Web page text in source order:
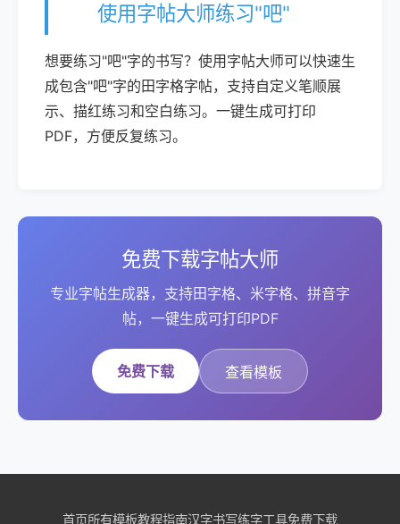
使用字帖大师练习"吧"
想要练习"吧"字的书写？使用字帖大师可以快速生
成包含"吧"字的田字格字帖，支持自定义笔顺展
示、描红练习和空白练习。一键生成可打印
PDF，方便反复练习。
免费下载字帖大师
专业字帖生成器，支持田字格、米字格、拼音字
帖，一键生成可打印PDF
免费下载 查看模板
首页所有模板教程指南汉字书写练字工具免费下载